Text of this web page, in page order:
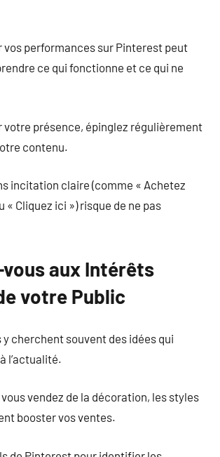
vos performances sur Pinterest peut
ce qui fonctionne et ce qui ne
votre présence, épinglez régulièrement
contenu.
incitation claire (comme « Achetez
« Cliquez ici ») risque de ne pas
aux Intérêts
votre Public
cherchent souvent des idées qui
l’actualité.
vendez de la décoration, les styles
booster vos ventes.